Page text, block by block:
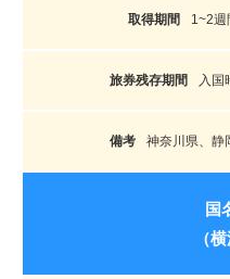
1~2週
入国
神奈川県、静
（